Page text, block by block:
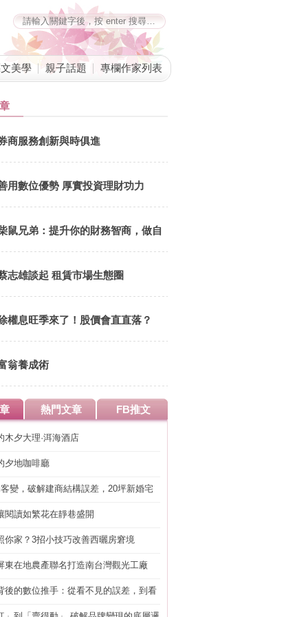
美學 親子話題 專欄作家列表
商服務創新與時俱進
用數位優勢 厚實投資理財功力
鼠兄弟：提升你的財務智商，做自
的提款機
志雄談起 租賃市場生態圈
權息旺季來了！股價會直直落？
翁養成術
熱門文章 FB推文
木夕大理·洱海酒店
夕地咖啡廳
變，破解建商結構誤差，20坪新婚宅
閱讀如繁花在靜巷盛開
你家？3招小技巧改善西曬房窘境
東在地農產聯名打造南台灣觀光工廠
後的數位推手：從看不見的誤差，到看